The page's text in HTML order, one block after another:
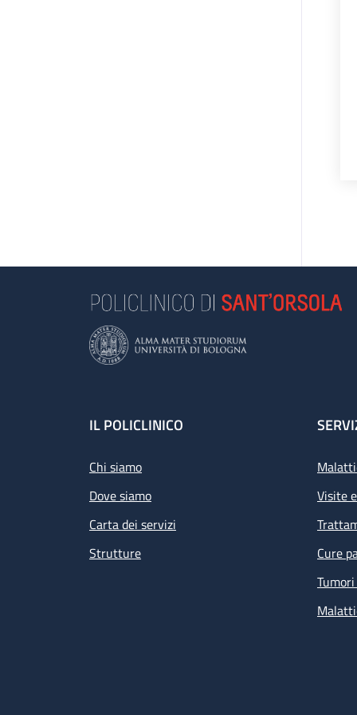
Footer
IL POLICLINICO
Chi siamo
Dove siamo
Carta dei servizi
Strutture
Visite
Cure